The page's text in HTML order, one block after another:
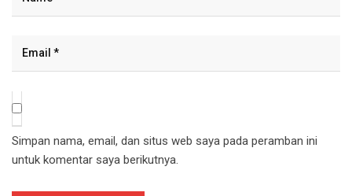
Simpan nama, email, dan situs web saya pada peramban ini
untuk komentar saya berikutnya.